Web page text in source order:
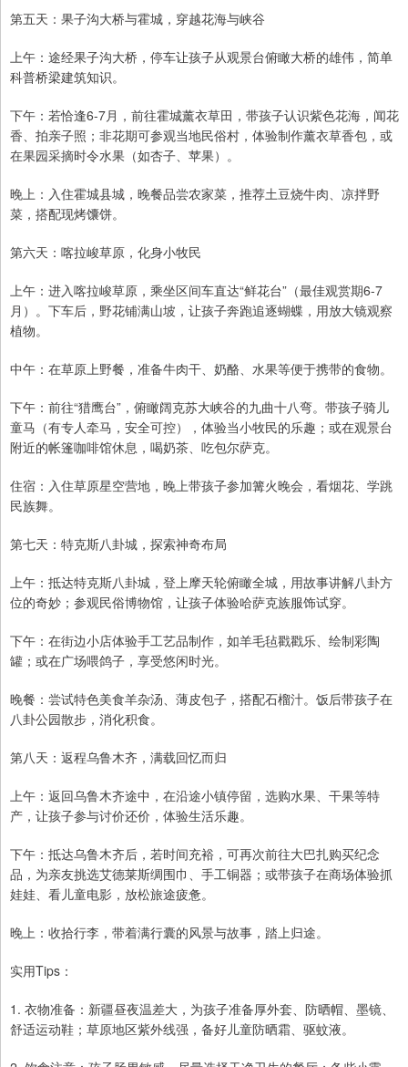
第五天：果子沟大桥与霍城，穿越花海与峡谷
上午：途经果子沟大桥，停车让孩子从观景台俯瞰大桥的雄伟，简单
科普桥梁建筑知识。
下午：若恰逢6-7月，前往霍城薰衣草田，带孩子认识紫色花海，闻花
香、拍亲子照；非花期可参观当地民俗村，体验制作薰衣草香包，或
在果园采摘时令水果（如杏子、苹果）。
晚上：入住霍城县城，晚餐品尝农家菜，推荐土豆烧牛肉、凉拌野
菜，搭配现烤馕饼。
第六天：喀拉峻草原，化身小牧民
上午：进入喀拉峻草原，乘坐区间车直达“鲜花台”（最佳观赏期6-7
月）。下车后，野花铺满山坡，让孩子奔跑追逐蝴蝶，用放大镜观察
植物。
中午：在草原上野餐，准备牛肉干、奶酪、水果等便于携带的食物。
下午：前往“猎鹰台”，俯瞰阔克苏大峡谷的九曲十八弯。带孩子骑儿
童马（有专人牵马，安全可控），体验当小牧民的乐趣；或在观景台
附近的帐篷咖啡馆休息，喝奶茶、吃包尔萨克。
住宿：入住草原星空营地，晚上带孩子参加篝火晚会，看烟花、学跳
民族舞。
第七天：特克斯八卦城，探索神奇布局
上午：抵达特克斯八卦城，登上摩天轮俯瞰全城，用故事讲解八卦方
位的奇妙；参观民俗博物馆，让孩子体验哈萨克族服饰试穿。
下午：在街边小店体验手工艺品制作，如羊毛毡戳戳乐、绘制彩陶
罐；或在广场喂鸽子，享受悠闲时光。
晚餐：尝试特色美食羊杂汤、薄皮包子，搭配石榴汁。饭后带孩子在
八卦公园散步，消化积食。
第八天：返程乌鲁木齐，满载回忆而归
上午：返回乌鲁木齐途中，在沿途小镇停留，选购水果、干果等特
产，让孩子参与讨价还价，体验生活乐趣。
下午：抵达乌鲁木齐后，若时间充裕，可再次前往大巴扎购买纪念
品，为亲友挑选艾德莱斯绸围巾、手工铜器；或带孩子在商场体验抓
娃娃、看儿童电影，放松旅途疲惫。
晚上：收拾行李，带着满行囊的风景与故事，踏上归途。
实用Tips：
1. 衣物准备：新疆昼夜温差大，为孩子准备厚外套、防晒帽、墨镜、
舒适运动鞋；草原地区紫外线强，备好儿童防晒霜、驱蚊液。